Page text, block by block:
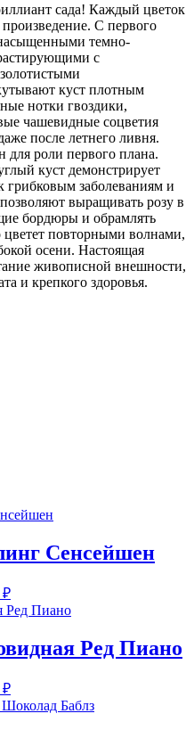
сада! Каждый цветок
С первого
темно-
с
куст плотным
нотки гвоздики,
чашевидные соцветия
после летнего ливня.
роли первого плана.
куст демонстрирует
грибковым заболеваниям и
выращивать розу в
бордюры и обрамлять
повторными волнами,
осени. Настоящая
живописной внешности,
и крепкого здоровья.
Сенсейшен
Ред Пиано